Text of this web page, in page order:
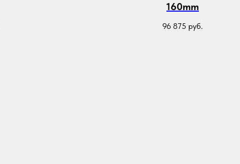
160mm
96 875 руб.